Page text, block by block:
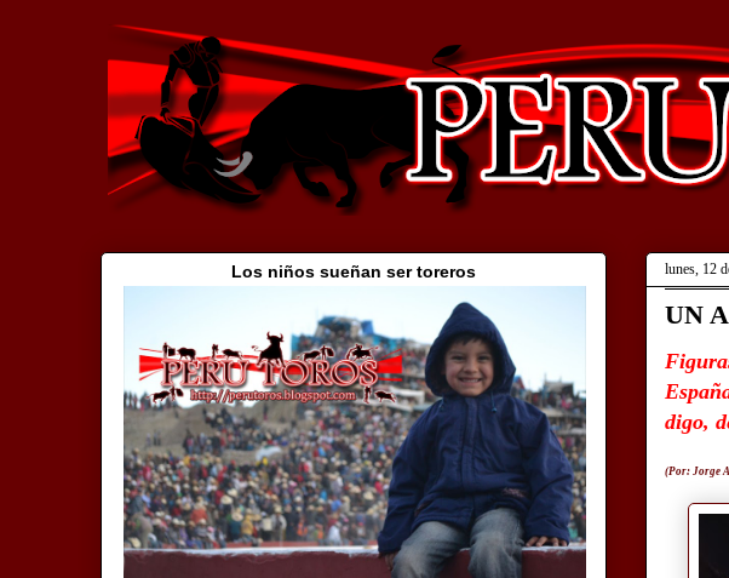
lunes, 12
UN
digo,
(Por: Jorge
Los niños sueñan ser toreros